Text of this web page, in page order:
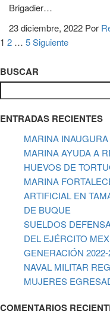
Brigadier…
23 diciembre, 2022 Por
1 2 … 5Siguiente
BUSCAR
ENTRADAS RECIENTES
MARINA
MARINA AYUDA A
HUEVOS DE
MARINA
ARTIFICIAL EN
DE BUQUE
SUELDOS
DEL EJÉRCITO
GENERACIÓN
NAVAL MILITAR
MUJERES
COMENTARIOS